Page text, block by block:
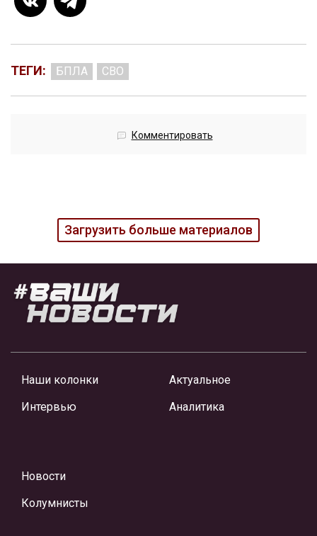
ТЕГИ: БПЛА СВО
Комментировать
Загрузить больше материалов
Наши колонки
Интервью
Актуальное
Аналитика
Новости
Колумнисты